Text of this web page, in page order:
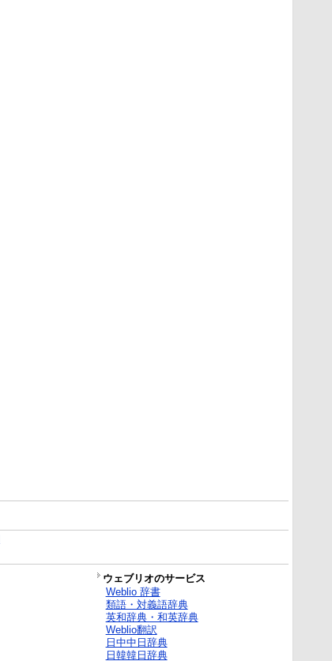
ウェブリオのサービス
Weblio 辞書
類語・対義語辞典
英和辞典・和英辞典
Weblio翻訳
日中中日辞典
日韓韓日辞典